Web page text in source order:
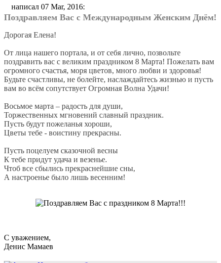
написал 07 Mar, 2016:
Поздравляем Вас с Международным Женским Днём!
Дорогая Елена!
От лица нашего портала, и от себя лично, позвольте
поздравить вас с великим праздником 8 Марта! Пожелать вам
огромного счастья, моря цветов, много любви и здоровья!
Будьте счастливы, не болейте, наслаждайтесь жизнью и пусть
вам во всём сопутствует Огромная Волна Удачи!
Восьмое марта – радость для души,
Торжественных мгновений славный праздник.
Пусть будут пожеланья хороши,
Цветы тебе - воистину прекрасны.
Пусть поцелуем сказочной весны
К тебе придут удача и везенье.
Чтоб все сбылись прекраснейшие сны,
А настроенье было лишь весенним!
С уважением,
Денис Мамаев